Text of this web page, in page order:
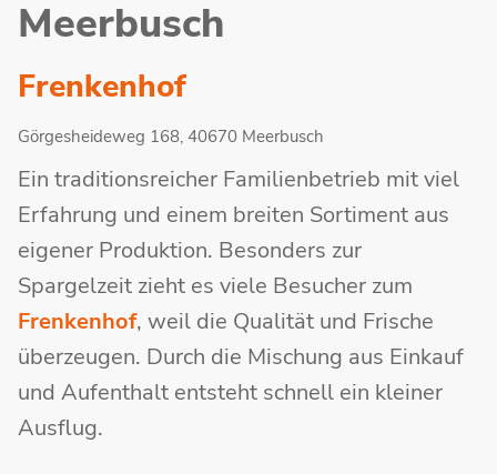
Meerbusch
Frenkenhof
Görgesheideweg 168, 40670 Meerbusch
Ein traditionsreicher Familienbetrieb mit viel
Erfahrung und einem breiten Sortiment aus
eigener Produktion. Besonders zur
Spargelzeit zieht es viele Besucher zum
Frenkenhof, weil die Qualität und Frische
überzeugen. Durch die Mischung aus Einkauf
und Aufenthalt entsteht schnell ein kleiner
Ausflug.